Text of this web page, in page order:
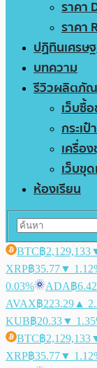
ราคา
ราคา
ปฏิทินเศรษ
บทความ
รีวิวผลิตภั
เว็บซื้
กระเ
เครื่อ
เว็บขุ
ห้องเรียน
BTC฿2,129,133
XRP฿35.77▼
0.03%
ADA฿6.42
AVAX฿223.29 ▲
KUB฿20.33▼
BTC฿2,129,133
XRP฿35.77▼